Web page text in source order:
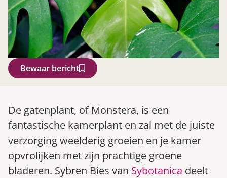
Bewaar bericht
De gatenplant, of Monstera, is een
fantastische kamerplant en zal met de juiste
verzorging weelderig groeien en je kamer
opvrolijken met zijn prachtige groene
bladeren. Sybren Bies van Sybotanica deelt